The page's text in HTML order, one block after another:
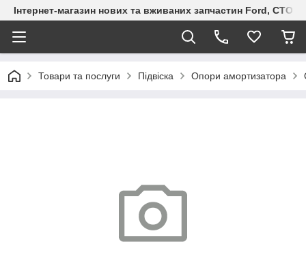
Інтернет-магазин нових та вживаних запчастин Ford, СТО
Товари та послуги Підвіска Опори амортизатора